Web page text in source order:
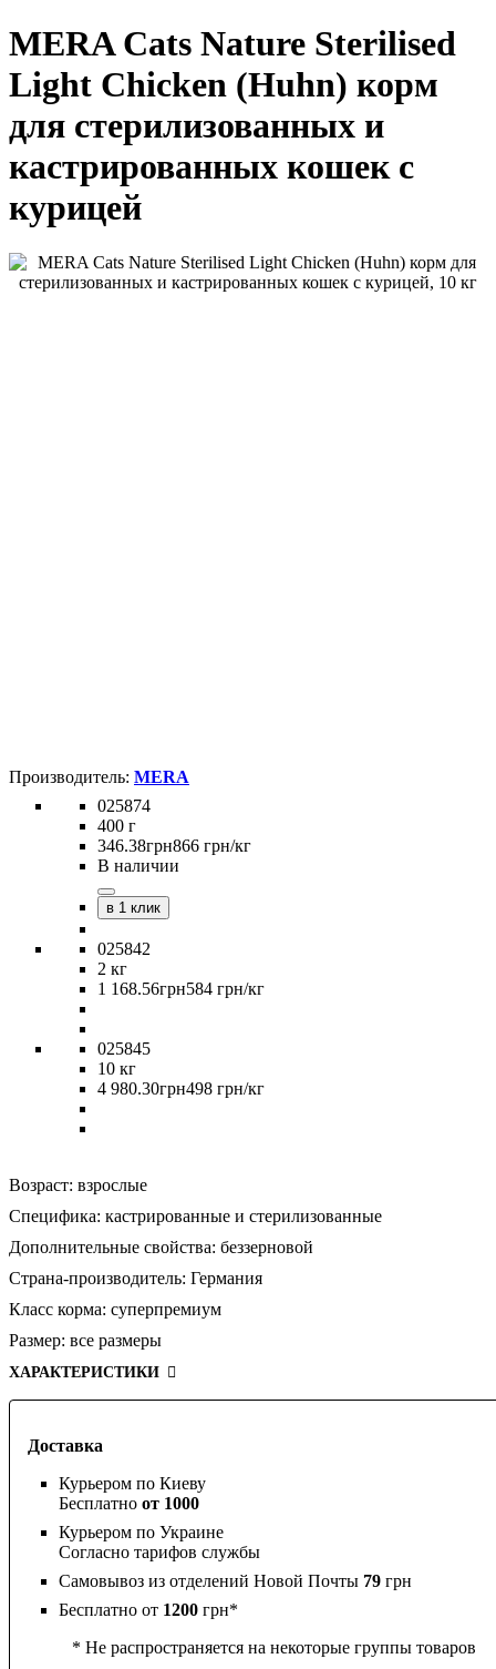
MERA Cats Nature Sterilised
Light Chicken (Huhn) корм
для стерилизованных и
кастрированных кошек с
курицей
Доставка
Курьером по Киеву
Бесплатно от 1000
Курьером по Украине
Согласно тарифов службы
Самовывоз из отделений Новой Почты 79 грн
Бесплатно от 1200 грн*
* Не распространяется на некоторые группы товаров
MERA
025874
400 г
346.38грн866 грн/кг
В наличии
в 1 клик
025842
2 кг
1 168.56грн584 грн/кг
025845
10 кг
4 980.30грн498 грн/кг
Возраст: взрослые
Специфика: кастрированные и стерилизованные
Дополнительные свойства: беззерновой
Страна-производитель: Германия
Класс корма: суперпремиум
Размер: все размеры
ХАРАКТЕРИСТИКИ